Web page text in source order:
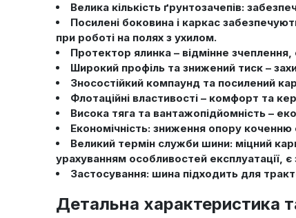
Велика кількість ґрунтозачепів:
Посилені боковина і каркас
при роботі на полях з ухилом.
Протектор ялинка – відмінне
Широкий профіль та знижений тиск –
Зносостійкий компаунд та посилений
Флотаційні властивості – комфорт та
Висока тяга та вантажопідйомність –
Економічність: зниження опору
Великий термін служби шини: міцний
урахуванням особливостей експлуатації,
Застосування: шина підходить для
Детальна характеристика